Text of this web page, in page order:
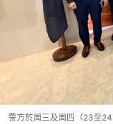
警方於周三及周四（23至